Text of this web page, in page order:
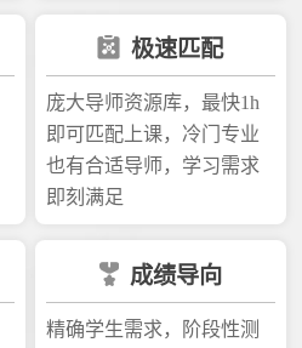
极速匹配
庞大导师资源库，最快1h
即可匹配上课，冷门专业
也有合适导师，学习需求
即刻满足
成绩导向
精确学生需求，阶段性测